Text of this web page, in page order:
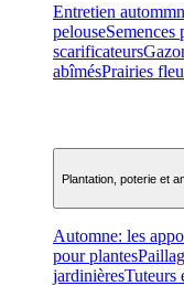
Entretien
pelouseSemences
scarificateurs
abîmésPrairies
Plantation, poterie et
Automne: les
pour plantes
jardinièresTuteurs